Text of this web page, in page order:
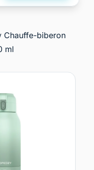
Chauffe-biberon
ml